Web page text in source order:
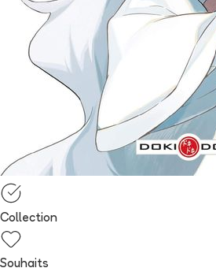
Collection
Souhaits